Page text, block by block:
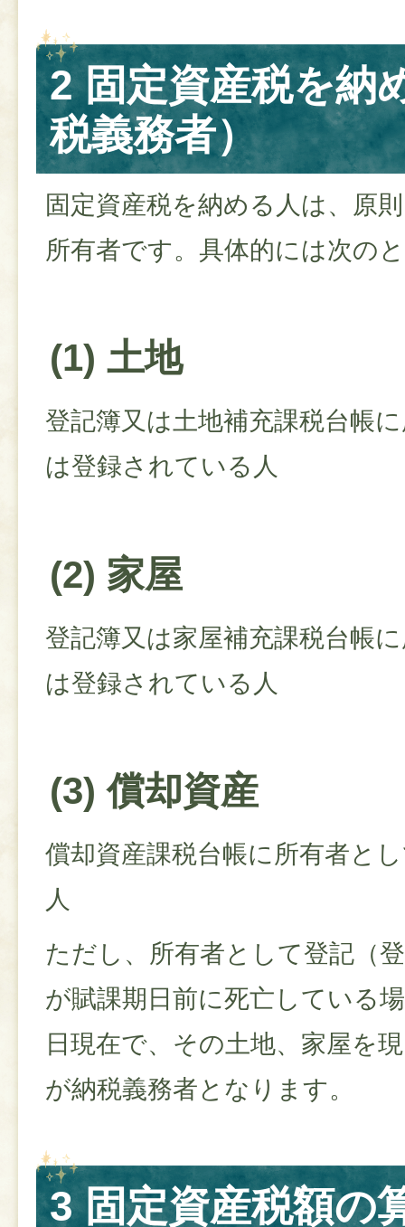
2 固定資産税を納
税義務者）
固定資産税を納める人は、原
所有者です。具体的には次の
(1) 土地
登記簿又は土地補充課税台帳
は登録されている人
(2) 家屋
登記簿又は家屋補充課税台帳
は登録されている人
(3) 償却資産
償却資産課税台帳に所有者と
人
ただし、所有者として登記（
が賦課期日前に死亡している
日現在で、その土地、家屋を
が納税義務者となります。
3 固定資産税額の